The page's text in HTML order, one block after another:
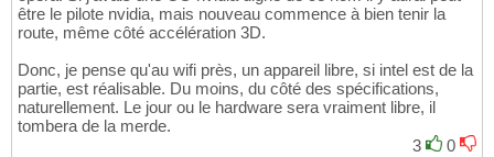
être le pilote nvidia, mais nouveau commence à bien tenir la
route, même côté accélération 3D.
Donc, je pense qu'au wifi près, un appareil libre, si intel est de la
partie, est réalisable. Du moins, du côté des spécifications,
naturellement. Le jour ou le hardware sera vraiment libre, il
tombera de la merde.
3
0